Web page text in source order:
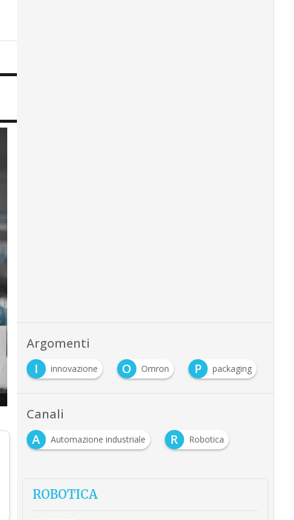
Argomenti
I innovazione O Omron P packaging
Canali
A
Automazione industriale R Robotica
ROBOTICA